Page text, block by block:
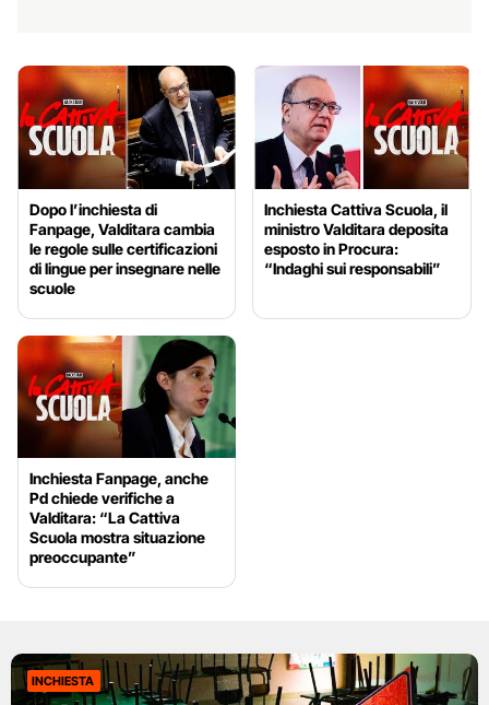
Dopo l’inchiesta di
Fanpage, Valditara cambia
le regole sulle certificazioni
di lingue per insegnare nelle
scuole
Inchiesta Cattiva Scuola, il
ministro Valditara deposita
esposto in Procura:
“Indaghi sui responsabili”
Inchiesta Fanpage, anche
Pd chiede verifiche a
Valditara: “La Cattiva
Scuola mostra situazione
preoccupante”
INCHIESTA